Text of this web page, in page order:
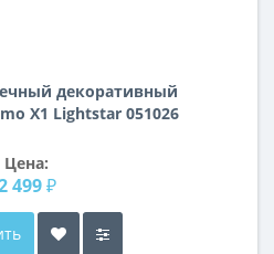
декоративный
X1 Lightstar 051026
Цена:
499 ₽